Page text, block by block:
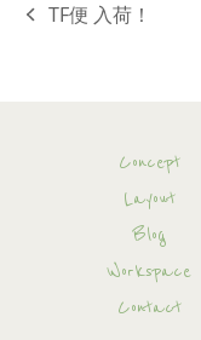
previous
TF便 入荷！
Concept
Layout
Blog
Workspace
Contact